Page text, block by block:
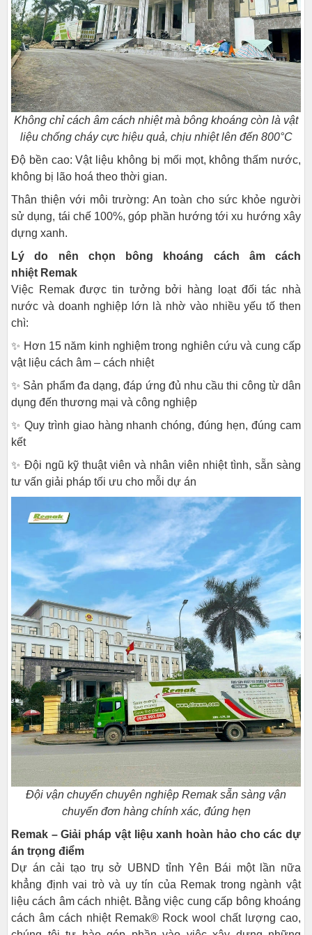
Không chỉ cách âm cách nhiệt mà bông khoáng còn là vật
liệu chống cháy cực hiệu quả, chịu nhiệt lên đến 800°C
Độ bền cao: Vật liệu không bị mối mọt, không thấm nước,
không bị lão hoá theo thời gian.
Thân thiện với môi trường: An toàn cho sức khỏe người
sử dụng, tái chế 100%, góp phần hướng tới xu hướng xây
dựng xanh.
Lý do nên chọn bông khoáng cách âm cách
nhiệt Remak
Việc Remak được tin tưởng bởi hàng loạt đối tác nhà
nước và doanh nghiệp lớn là nhờ vào nhiều yếu tố then
chì:
✨ Hơn 15 năm kinh nghiệm trong nghiên cứu và cung cấp
vật liệu cách âm – cách nhiệt
✨ Sản phẩm đa dạng, đáp ứng đủ nhu cầu thi công từ dân
dụng đến thương mại và công nghiệp
✨ Quy trình giao hàng nhanh chóng, đúng hẹn, đúng cam
kết
✨ Đội ngũ kỹ thuật viên và nhân viên nhiệt tình, sẵn sàng
tư vấn giải pháp tối ưu cho mỗi dự án
Đội vận chuyển chuyên nghiệp Remak sẵn sàng vận
chuyển đơn hàng chính xác, đúng hẹn
Remak – Giải pháp vật liệu xanh hoàn hảo cho các dự
án trọng điểm
Dự án cải tạo trụ sở UBND tỉnh Yên Bái một lần nữa
khẳng định vai trò và uy tín của Remak trong ngành vật
liệu cách âm cách nhiệt. Bằng việc cung cấp bông khoáng
cách âm cách nhiệt Remak® Rock wool chất lượng cao,